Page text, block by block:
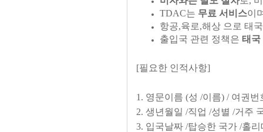
TDAC는 무료 서비스이
항공,육로,해상 으로 태
출입국 관련 정책은 태국
[필요한 인적사항]
1. 영문이름 (성 /이름) / 여권
2. 생년월일 /직업 /성별 /거주
3. 입국날짜 /탑승한 국가 /홀